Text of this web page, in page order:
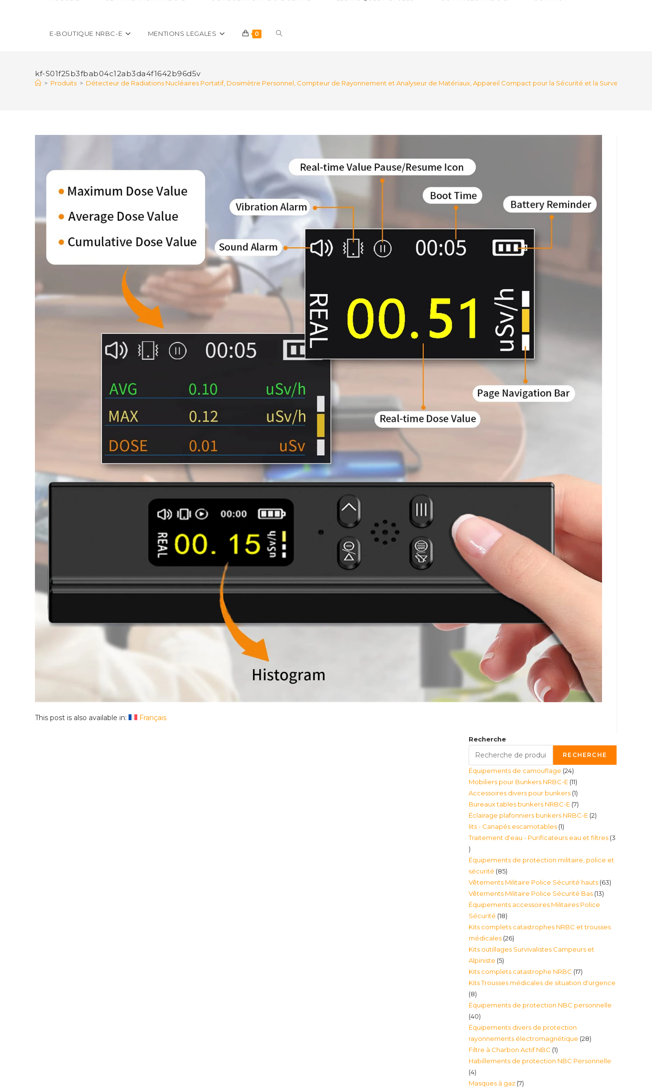
E-BOUTIQUE NRBC-E MENTIONS LEGALES 0 Toggle
kf-S01f25b3fbab04c12ab3da4f1642b96d5v
> Produits > Détecteur de Radiations Nucléaires Portatif, Dosimètre Personnel, Compteur de Rayonnement et Analyseur de Matériaux, Appareil Compact pour la Sécurité et la Surveillance
This post is also available in: Français
Recherche
RECHERCHE
Équipements de camouflage 2424
produits
Mobiliers pour Bunkers NRBC-E 1111
produits
Accessoires divers pour bunkers 11
produit
Bureaux tables bunkers NRBC-E 77
produits
Éclairage plafonniers bunkers NRBC-E 22
lits - Canapés escamotables 11
produit
Traitement d'eau - Purificateurs eau et filtres 3
3
produits
Équipements de protection militaire, police et
sécurité 8585
produits
Vêtements Militaire Police Sécurité hauts 6363
Vêtements Militaire Police Sécurité Bas 1313
Équipements accessoires Militaires Police
Sécurité 1818
produits
Kits complets catastrophes NRBC et trousses
médicales 2626
produits
Kits outillages Survivalistes Campeurs et
Alpiniste 55
produits
Kits complets catastrophe NRBC 1717
produits
Kits Trousses médicales de situation d'urgence
88
produits
Équipements de protection NBC personnelle
4040
produits
Équipements divers de protection
rayonnements électromagnétique 2828
Filtre à Charbon Actif NBC 11
produit
Habillements de protection NBC Personnelle
44
produits
Masques à gaz 77